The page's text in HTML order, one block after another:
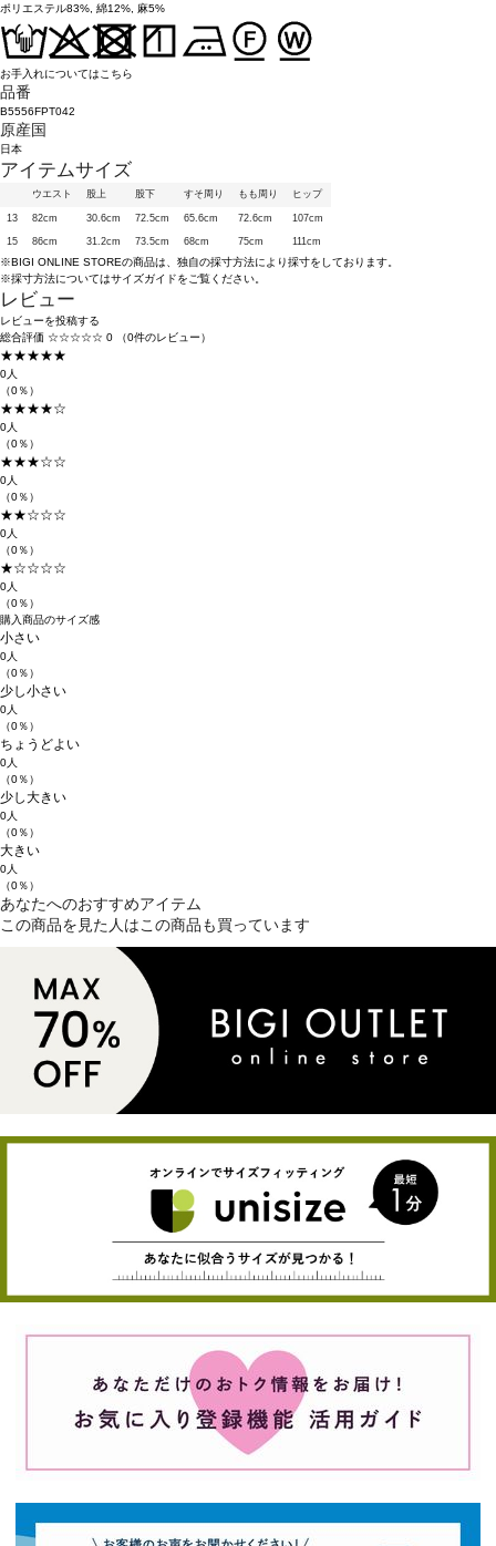
ポリエステル83%, 綿12%, 麻5%
お手入れについてはこちら
品番
B5556FPT042
原産国
日本
アイテムサイズ
ウエスト 股上 股下 すそ周り もも周り ヒップ
13 82cm 30.6cm 72.5cm 65.6cm 72.6cm 107cm
15 86cm 31.2cm 73.5cm 68cm 75cm 111cm
※BIGI ONLINE STOREの商品は、独自の採寸方法により採寸をしております。
※採寸方法についてはサイズガイドをご覧ください。
レビュー
レビューを投稿する
総合評価 ☆☆☆☆☆ 0 （0件のレビュー）
★★★★★
0人
（0％）
★★★★☆
0人
（0％）
★★★☆☆
0人
（0％）
★★☆☆☆
0人
（0％）
★☆☆☆☆
0人
（0％）
購入商品のサイズ感
小さい
0人
（0％）
少し小さい
0人
（0％）
ちょうどよい
0人
（0％）
少し大きい
0人
（0％）
大きい
0人
（0％）
あなたへのおすすめアイテム
この商品を見た人はこの商品も買っています